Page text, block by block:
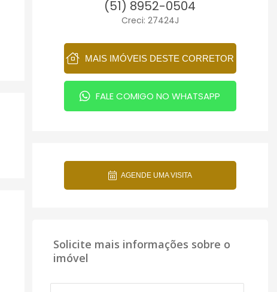
(51) 8952-0504
Creci: 27424J
MAIS IMÓVEIS DESTE CORRETOR
FALE COMIGO NO WHATSAPP
AGENDE UMA VISITA
Solicite mais informações sobre o
imóvel